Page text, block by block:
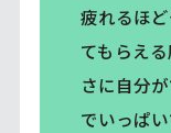
疲れるほ
てもらえ
さに自分
でいっぱ